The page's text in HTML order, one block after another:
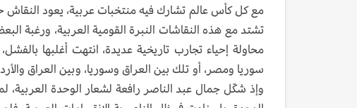
مع كل كأس عالم تشارك فيه منتخبات عربية، يعود
تشتد مع هذه النقاشات النبرة القومية العربية، ورغبة
محاولة إحياء تجارب تاريخية عديدة، انتهت أغلبها
سوريا ومصر، أو تلك بين العراق وسوريا، وبين العراق
وإذ شكّل جمال عبد الناصر رافعة لشعار الوحدة العربية،